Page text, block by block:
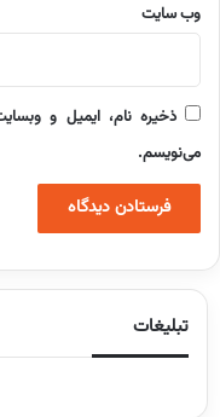
وب‌ سایت
ذخیره نام، ایمیل و
می‌نویسم.
تبلیغات